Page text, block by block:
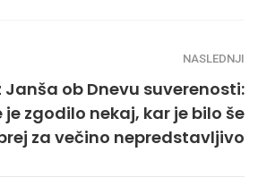
NASLEDNJI
Janša ob Dnevu suverenosti:
je zgodilo nekaj, kar je bilo še
za večino nepredstavljivo